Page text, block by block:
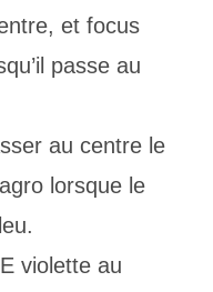
et focus
passe au
au centre le
lorsque le
violette au